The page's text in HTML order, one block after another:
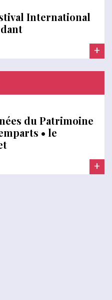
International
+
du Patrimoine
• le
+